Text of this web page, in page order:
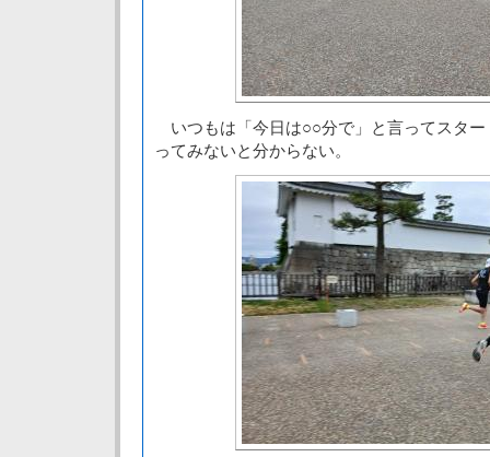
いつもは「今日は○○分で」と言ってスター
ってみないと分からない。